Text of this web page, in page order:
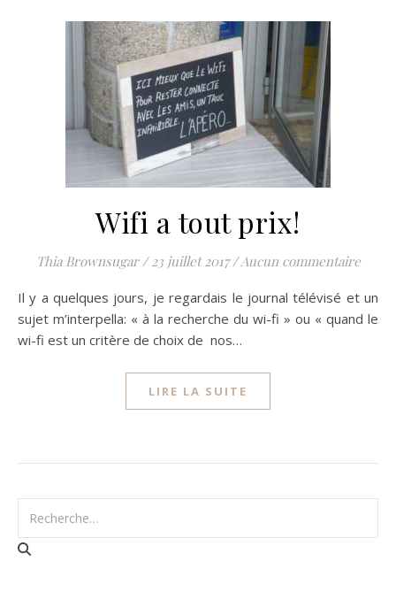
Wifi a tout prix!
Thia Brownsugar / 23 juillet 2017 /Aucun commentaire
Il y a quelques jours, je regardais le journal télévisé et un
sujet m’interpella: « à la recherche du wi-fi » ou « quand le
wi-fi est un critère de choix de nos…
LIRE LA SUITE